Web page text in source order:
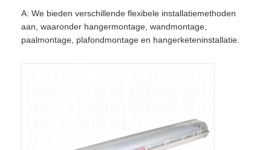
A: We bieden verschillende flexibele installatiemethoden
aan, waaronder hangermontage, wandmontage,
paalmontage, plafondmontage en hangerketeninstallatie.